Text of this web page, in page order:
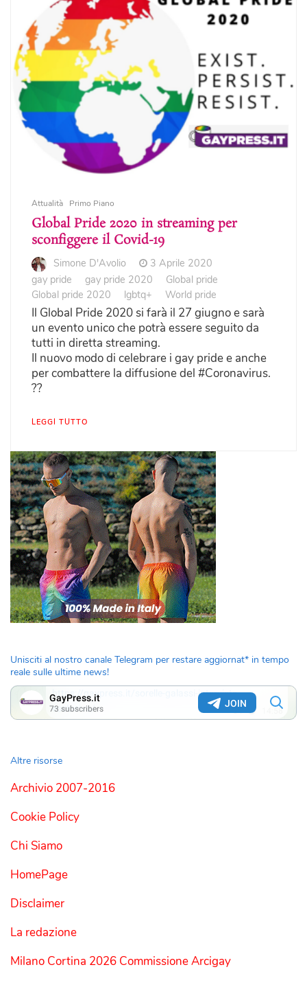
Attualità Primo Piano
Global Pride 2020 in streaming per
sconfiggere il Covid-19
Simone D'Avolio
3 Aprile 2020
gay pride
gay pride 2020
Global pride
Global pride 2020
lgbtq+ World pride
Il Global Pride 2020 si farà il 27 giugno e sarà
un evento unico che potrà essere seguito da
tutti in diretta streaming.
Il nuovo modo di celebrare i gay pride e anche
per combattere la diffusione del #Coronavirus.
??
LEGGI TUTTO
Unisciti al nostro canale Telegram per restare aggiornat* in tempo
reale sulle ultime news!
Altre risorse
Archivio 2007-2016
Cookie Policy
Chi Siamo
HomePage
Disclaimer
La redazione
Milano Cortina 2026 Commissione Arcigay